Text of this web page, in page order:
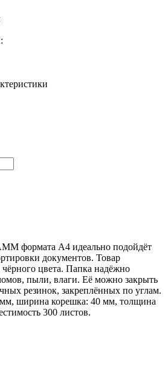
формата А4 идеально подойдёт
документов. Товар
чёрного цвета. Папка надёжно
пыли, влаги. Её можно закрыть
резинок, закреплённых по углам.
ширина корешка: 40 мм, толщина
300 листов.